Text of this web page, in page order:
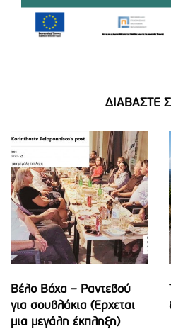
ΔΙΑΒΑΣΤΕ
Βέλο Βόχα – Ραντεβού
για σουβλάκια (Έρχεται
μια μεγάλη έκπληξη)